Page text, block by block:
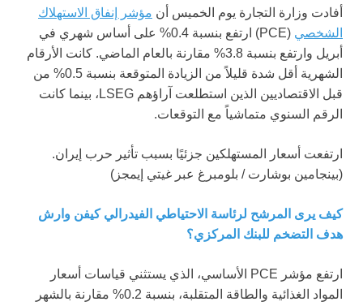
أفادت وزارة التجارة يوم الخميس أن مؤشر إنفاق الاستهلاك
الشخصي
(PCE) ارتفع بنسبة 0.4% على أساس شهري في
أبريل وارتفع بنسبة 3.8% مقارنة بالعام الماضي. كانت الأرقام
الشهرية أقل شدة قليلاً من الزيادة المتوقعة بنسبة 0.5% من
قبل الاقتصاديين الذين استطلعت آراؤهم LSEG، بينما كانت
الرقم السنوي متماشياً مع التوقعات.
ارتفعت أسعار المستهلكين جزئيًا بسبب تأثير حرب إيران.
(بينجامين بوشارت / بلومبرغ عبر غيتي إيمجز)
كيف يرى المرشح لرئاسة الاحتياطي الفيدرالي كيفن وارش
هدف التضخم للبنك المركزي؟
ارتفع مؤشر PCE الأساسي، الذي يستثني قياسات أسعار
المواد الغذائية والطاقة المتقلبة، بنسبة 0.2% مقارنة بالشهر